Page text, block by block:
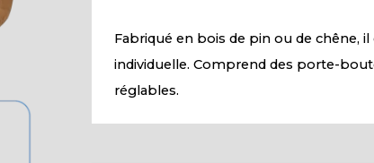
Fabriqué en bois de pin ou de chêne,
individuelle. Comprend des porte-
réglables.